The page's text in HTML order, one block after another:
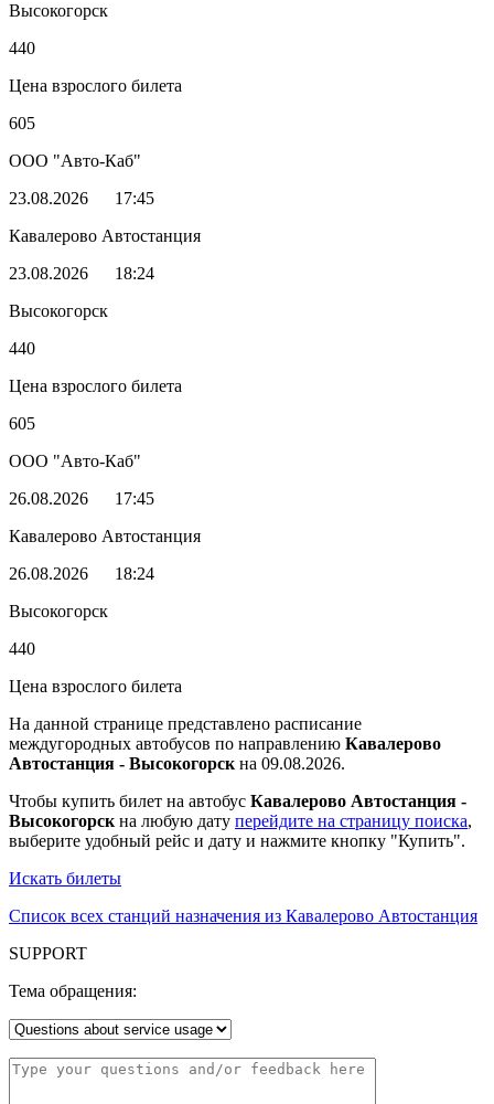
Высокогорск
440
Цена взрослого билета
605
ООО "Авто-Каб"
23.08.2026
17:45
Кавалерово Автостанция
23.08.2026
18:24
Высокогорск
440
Цена взрослого билета
605
ООО "Авто-Каб"
26.08.2026
17:45
Кавалерово Автостанция
26.08.2026
18:24
Высокогорск
440
Цена взрослого билета
На данной странице представлено расписание
междугородных автобусов по направлению Кавалерово
Автостанция - Высокогорск на 09.08.2026.
Чтобы купить билет на автобус Кавалерово Автостанция -
Высокогорск на любую дату перейдите на страницу поиска,
выберите удобный рейс и дату и нажмите кнопку "Купить".
Искать билеты
Список всех станций назначения из Кавалерово Автостанция
SUPPORT
Тема обращения: